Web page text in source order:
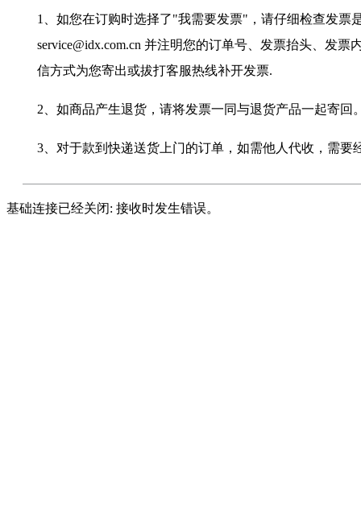
1、如您在订购时选择了"我需要发票"，请仔细检查发
service@idx.com.cn 并注明您的订单号、发票抬头、发
信方式为您寄出或拔打客服热线补开发票.
2、如商品产生退货，请将发票一同与退货产品一起寄回
3、对于款到快递送货上门的订单，如需他人代收，需
基础连接已经关闭: 接收时发生错误。